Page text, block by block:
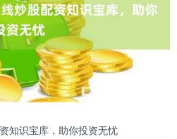
知识宝库，助你投资无忧